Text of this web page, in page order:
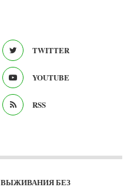
TWITTER
YOUTUBE
RSS
БЕЗ